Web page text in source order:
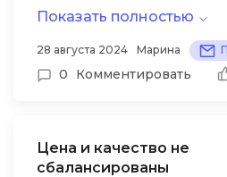
другой стороны, были и
и не слишком
Приятно удивила
мероприятия: все
презентациям
приветливым и
Показать полностью
28 августа 2024 Марина
0 Комментировать
Цена и качество не
сбалансированы